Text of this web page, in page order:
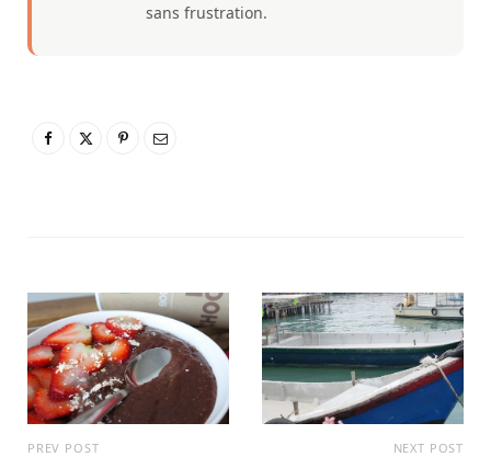
sans frustration.
PREV POST NEXT POST